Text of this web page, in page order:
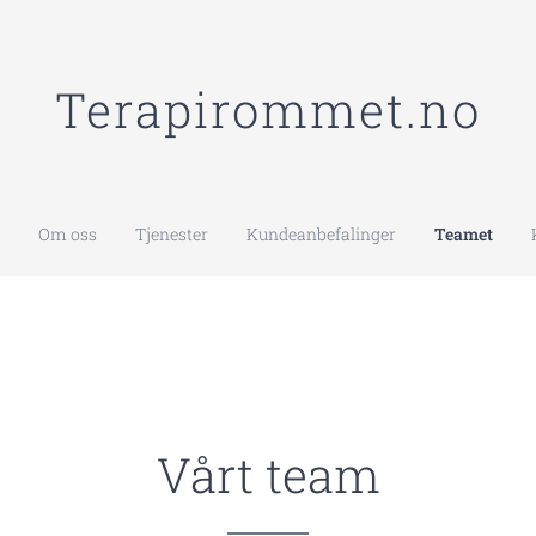
Terapirommet.no
Om oss Tjenester Kundeanbefalinger Teamet
Vårt team